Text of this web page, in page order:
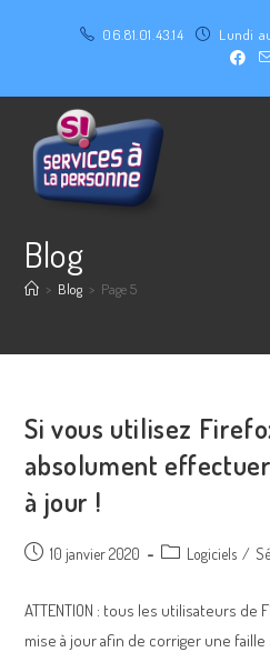
06.81.01.43.14 Lundi
Blog
> Blog > Page 5
Si vous utilisez
absolument
à jour !
10 janvier 2020 Logiciels /
ATTENTION : tous les utilisateurs
mise à jour afin de corriger une faille